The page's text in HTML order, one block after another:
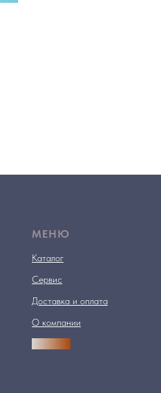
МЕНЮ
Каталог
Сервис
Доставка и оплата
О компании